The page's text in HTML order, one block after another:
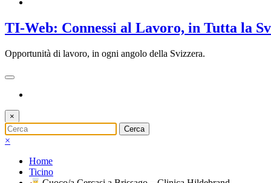
TI-Web: Connessi al Lavoro, in Tutta la
Opportunità di lavoro, in ogni angolo della Svizzera.
×
×
Home
Ticino